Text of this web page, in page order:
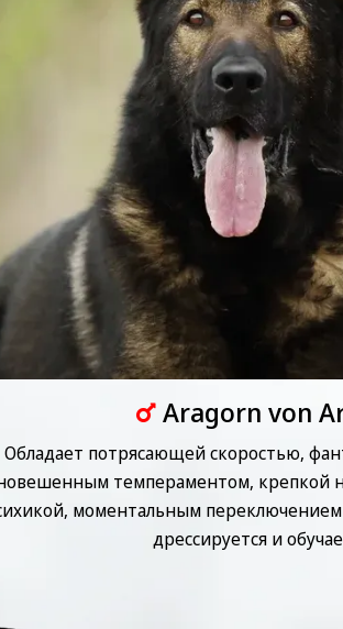
Aragorn von
Обладает потрясающей скоростью,
темпераментом, крепкой
моментальным
дрессируется и